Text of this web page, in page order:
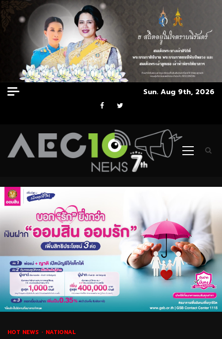
Skip
to
Sun. Aug 9th, 2026
Facebook
Twitter
Primary
HOT NEWS NATIONAL